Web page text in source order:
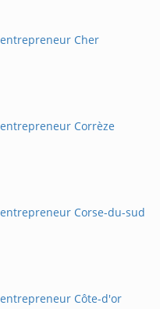
Cher
Corrèze
Corse-du-sud
Côte-d'or